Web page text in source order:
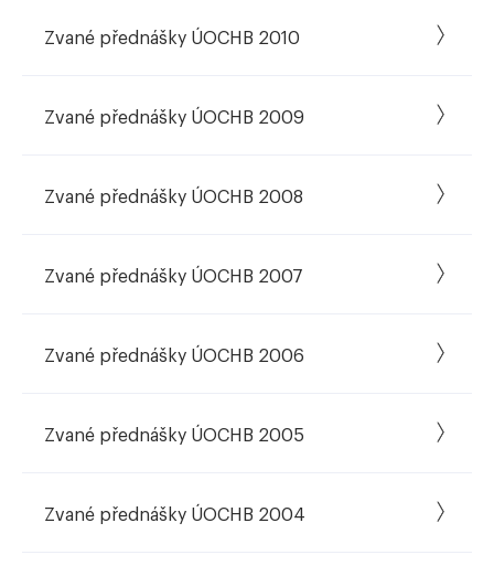
Zvané přednášky ÚOCHB 2010
Zvané přednášky ÚOCHB 2009
Zvané přednášky ÚOCHB 2008
Zvané přednášky ÚOCHB 2007
Zvané přednášky ÚOCHB 2006
Zvané přednášky ÚOCHB 2005
Zvané přednášky ÚOCHB 2004